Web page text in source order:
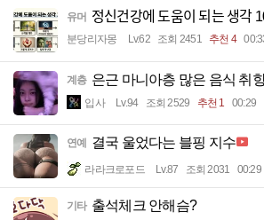
유머 정신건강에 도움이 되는 생각
분당리자몽 Lv.62 조회 2451 추천 4
계층 은근 마니아층 많은 음식 취
입사 Lv.94 조회 2529 추천 1 00:29
연예 결국 울었다는 블핑 지수
라라크로포드 Lv.87 조회 2031 00:29
기타 출석체크 안해슴?